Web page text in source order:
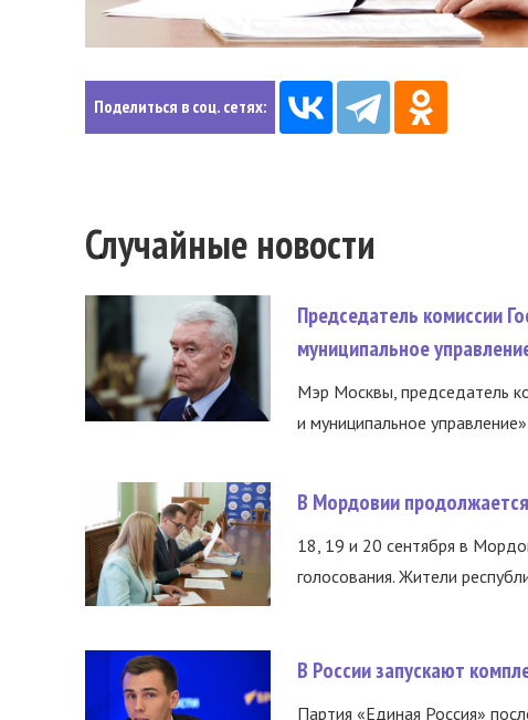
Поделиться в соц. сетях:
Случайные новости
Председатель комиссии
муниципальное
Мэр Москвы, председатель
и муниципальное
В Мордовии
18, 19 и 20 сентября в
голосования. Жители
В России запускают
Партия «Единая Россия»